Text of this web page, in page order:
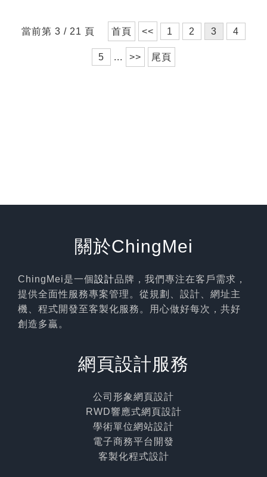
當前第 3 / 21 頁 首頁 << 1 2 3 4
5 ... >> 尾頁
關於ChingMei
ChingMei是一個 設計品牌，我們專注在客戶需求，
提供全面性服務專案管理。從規劃、設計、網址主
機、程式開發至客製化服務。用心做好每次，共好
創造多贏。
網頁設計服務
公司形象網頁設計
RWD響應式網頁設計
學術單位網站設計
電子商務平台開發
客製化程式設計